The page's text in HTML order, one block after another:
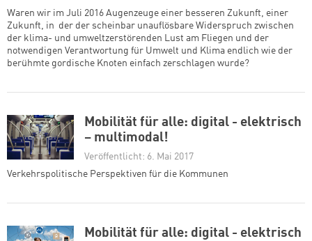
Waren wir im Juli 2016 Augenzeuge einer besseren Zukunft, einer
Zukunft, in der der scheinbar unauflösbare Widerspruch zwischen
der klima- und umweltzerstörenden Lust am Fliegen und der
notwendigen Verantwortung für Umwelt und Klima endlich wie der
berühmte gordische Knoten einfach zerschlagen wurde?
Mobilität für alle: digital - elektrisch
– multimodal!
Veröffentlicht: 6. Mai 2017
Verkehrspolitische Perspektiven für die Kommunen
Mobilität für alle: digital - elektrisch